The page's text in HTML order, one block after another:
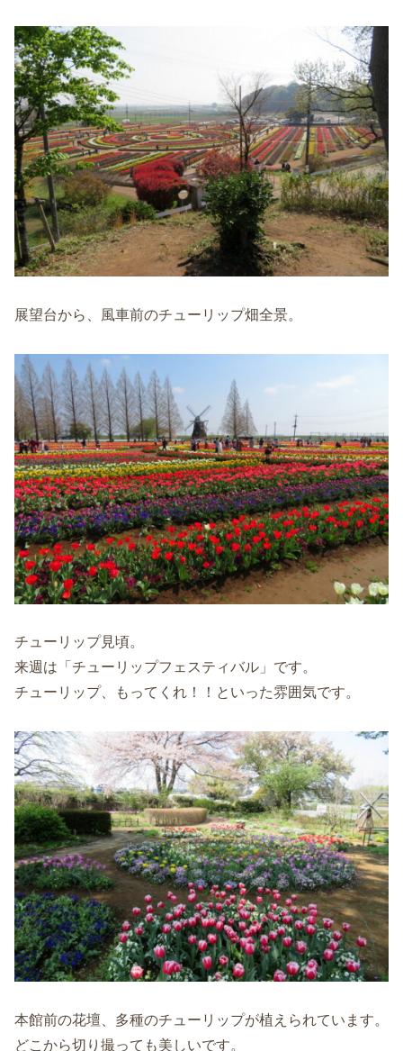
展望台から、風車前のチューリップ畑全景。
チューリップ見頃。
来週は「チューリップフェスティバル」です。
チューリップ、もってくれ！！といった雰囲気です。
本館前の花壇、多種のチューリップが植えられています。
どこから切り撮っても美しいです。